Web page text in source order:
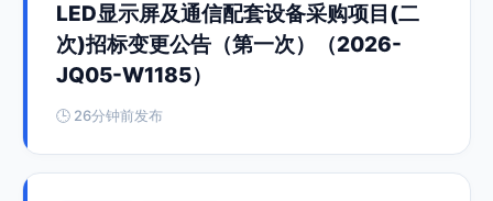
LED显示屏及通信配套设备采购项目(二
次)招标变更公告（第一次）（2026-
JQ05-W1185）
🕒 26分钟前发布